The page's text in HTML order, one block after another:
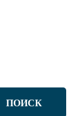
ПОИСК